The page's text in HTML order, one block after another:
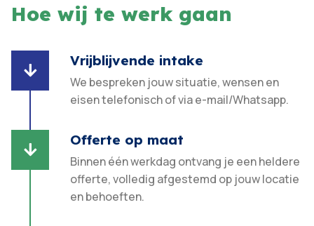
Hoe wij te werk gaan

Vrijblijvende intake
We bespreken jouw situatie, wensen en
eisen telefonisch of via e-mail/Whatsapp.

Offerte op maat
Binnen één werkdag ontvang je een heldere
offerte, volledig afgestemd op jouw locatie
en behoeften.​